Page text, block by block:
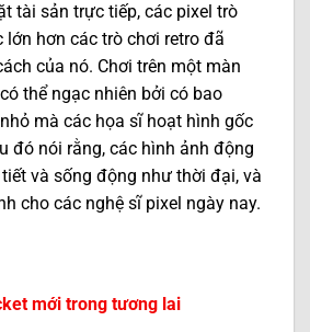
tài sản trực tiếp, các pixel trò
hơn các trò chơi retro đã
của nó. Chơi trên một màn
thể ngạc nhiên bởi có bao
mà các họa sĩ hoạt hình gốc
đó nói rằng, các hình ảnh động
và sống động như thời đại, và
cho các nghệ sĩ pixel ngày nay.
mới trong tương lai